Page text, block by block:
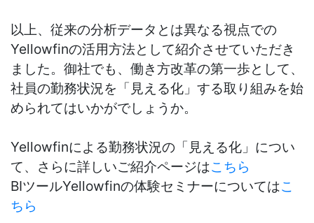
以上、従来の分析データとは異なる視点での
Yellowfinの活用方法として紹介させていただき
ました。御社でも、働き方改革の第一歩として、
社員の勤務状況を 「見える化」 する取り組みを始
められてはいかがでしょうか。
Yellowfinによる勤務状況の「見える化」につい
て、さらに詳しいご紹介ページはこちら
BIツールYellowfinの体験セミナーについてはこ
ちら